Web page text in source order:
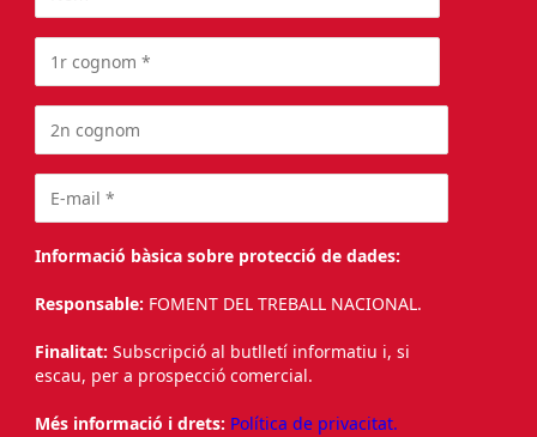
Informació bàsica sobre protecció de dades:
Responsable: FOMENT DEL TREBALL NACIONAL.
Finalitat: Subscripció al butlletí informatiu i, si
escau, per a prospecció comercial.
Més informació i drets: Política de privacitat.